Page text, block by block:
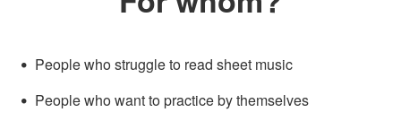
People who struggle to read sheet music
People who want to practice by themselves